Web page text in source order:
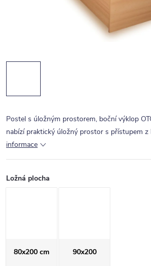
Postel s úložným prostorem, boční výklop
nabízí praktický úložný prostor s přístupem z
informace
Ložná plocha
80x200 cm 90x200